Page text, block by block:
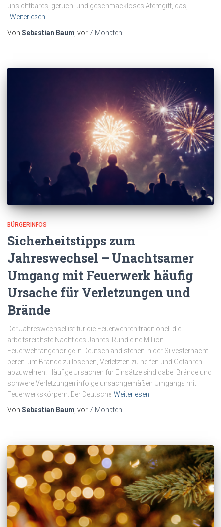
unsichtbares, geruch- und geschmackloses Atemgift, das,
Weiterlesen
Von Sebastian Baum, vor7 Monaten
BÜRGERINFOS
Sicherheitstipps zum
Jahreswechsel – Unachtsamer
Umgang mit Feuerwerk häufig
Ursache für Verletzungen und
Brände
Der Jahreswechsel ist für die Feuerwehren traditionell die
arbeitsreichste Nacht des Jahres. Rund eine Million
Feuerwehrangehörige in Deutschland stehen in der Silvesternacht
bereit, um Brände zu löschen, Verletzten zu helfen und Gefahren
abzuwehren. Häufige Ursachen für Einsätze sind dabei Brände und
schwere Verletzungen infolge unsachgemäßen Umgangs mit
Feuerwerkskörpern. Der Deutsche Weiterlesen
Von Sebastian Baum , vor7 Monaten